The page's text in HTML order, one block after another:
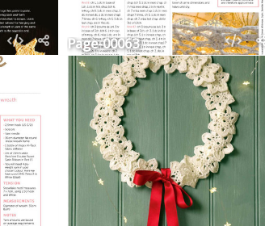
Page-00063